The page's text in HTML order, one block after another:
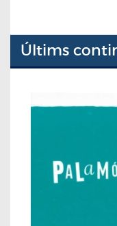
Últims